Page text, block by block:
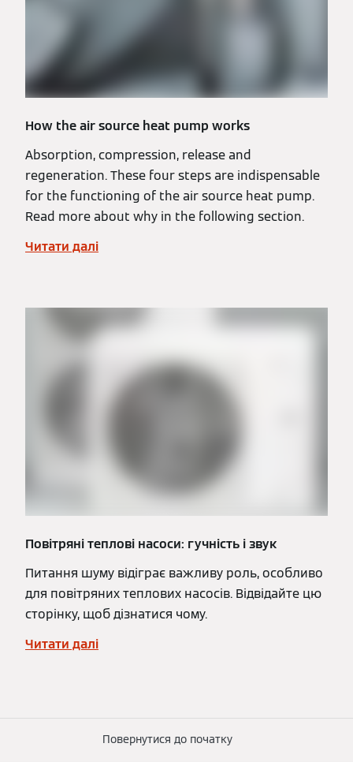
How the air source heat pump works
Absorption, compression, release and
regeneration. These four steps are indispensable
for the functioning of the air source heat pump.
Read more about why in the following section.
Читати далі
Повітряні теплові насоси: гучність і звук
Питання шуму відіграє важливу роль, особливо
для повітряних теплових насосів. Відвідайте цю
сторінку, щоб дізнатися чому.
Читати далі
Повернутися до початку